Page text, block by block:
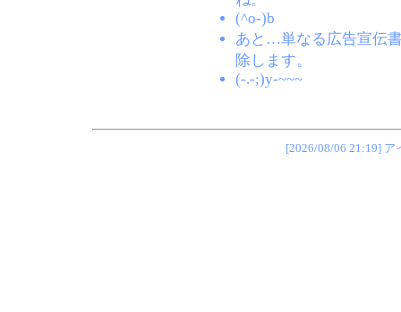
(^o-)b
あと…単なる広告宣伝
除します。
(-.-;)y-~~~
[2026/08/06 21:19]